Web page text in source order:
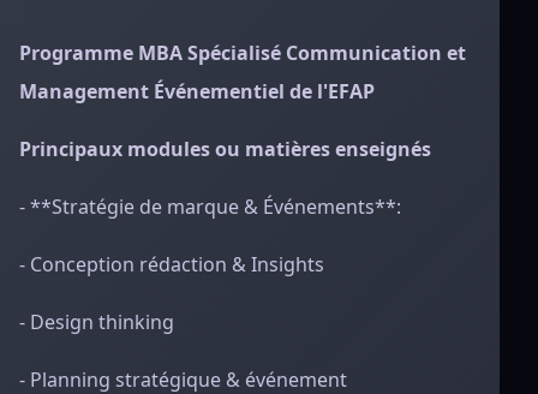
Programme MBA Spécialisé Communication et
Management Événementiel de l'EFAP
Principaux modules ou matières enseignés
- **Stratégie de marque & Événements**:
- Conception rédaction & Insights
- Design thinking
- Planning stratégique & événement